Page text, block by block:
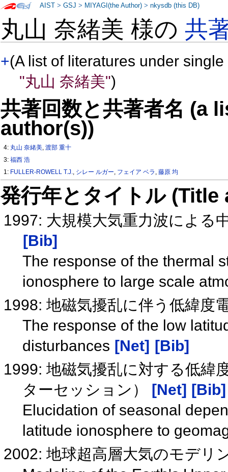
丸山 奈緒美 様の共
+(A list of literatures under
"丸山 奈緒美")
共著回数と共著者名 (a
author(s))
4: 丸山 奈緒美,渡部 重十
3:福西 浩
1: FULLER-ROWELL T.J., シレー ルガー, フェイア ベラ ,藤原 均
発行年とタイトル
1997: 大規模大気重力波による
[Bib]
The response of the thermal
ionosphere to large scale
1998: 地磁気擾乱に伴う低緯度
The response of the low
disturbances [Net]
[Bib]
1999: 地磁気擾乱に対する低緯
ターセッション）
[Net] [Bib]
Elucidation of seasonal
latitude ionosphere to
2002: 地球超高層大気のモデリ
AIST >GSJ > MIYAGI(the Author) >nkysdb (this DB)